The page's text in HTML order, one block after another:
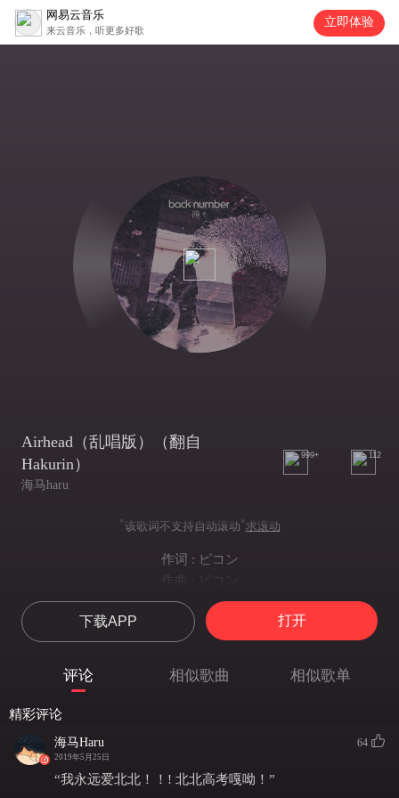
网易云音乐
来云音乐，听更多好歌
立即体验
Airhead（乱唱版）（翻自
Hakurin）
海马haru
999+ 112
*该歌词不支持自动滚动*求滚动
作词 : ピコン
作曲 : ピコン
All my love Say it don't
PAPPARARARURU
阿呆を見るランデブー ボビデバビデンベッデボン
凝视着愚者的情书bobide babiden bbedebon
だから今はそれとなくなあなあ散々淡々と暮らしていて
所以如今 我不留痕迹地浑浑噩噩散散淡淡地活着
解らなくて今フラフラの脳みそ駄目になってそっと舍てる
下载APP 打开
评论 相似歌曲 相似歌单
精彩评论
海马Haru
2019年5月25日
64
“我永远爱北北！！! 北北高考嘎呦！”